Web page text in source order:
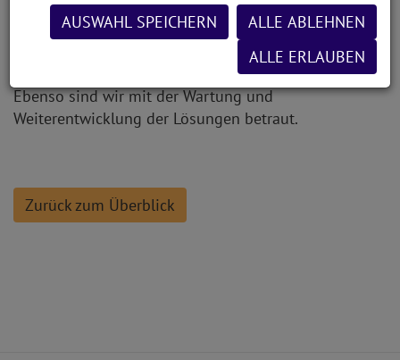
AfA-Rechner
TVÖD-Rechner
Ebenso sind wir mit der Wartung und
Weiterentwicklung der Lösungen betraut.
Zurück zum Überblick
AUSWAHL SPEICHERN
ALLE ABLEHNEN
ALLE ERLAUBEN